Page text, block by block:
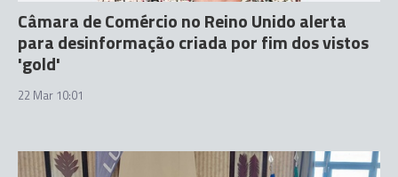
Câmara de Comércio no Reino Unido alerta
para desinformação criada por fim dos vistos
'gold'
22 Mar 10:01